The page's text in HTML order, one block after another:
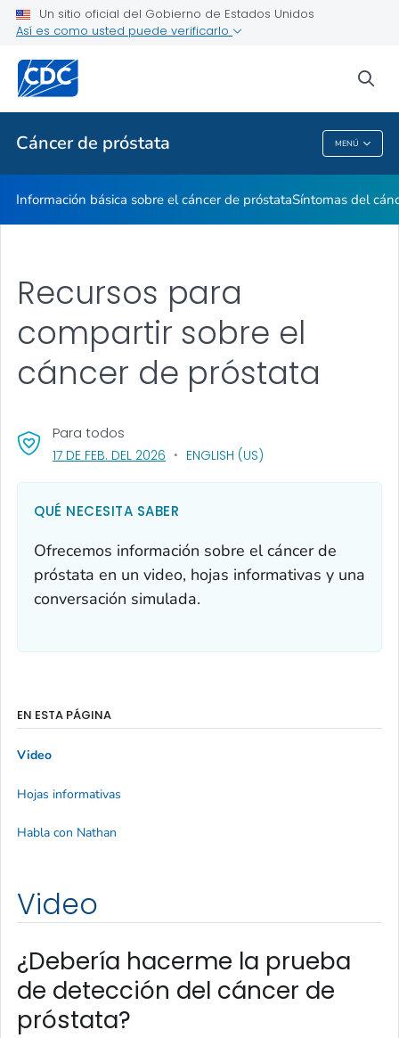
Un sitio oficial del Gobierno de Estados Unidos
Así es como usted puede verificarlo
Cáncer de próstata MENÚ
Consejos de salud acerca del cáncer de próstata
Temas relacionados
Cáncer De Próstata
Información básica sobre el cáncer de próstataSíntomas del
Recursos para
compartir sobre el
cáncer de próstata
Para todos
17 DE FEB. DEL 2026 , VISIT LINK FOR DETAILS.
ENGLISH (US)
QUÉ NECESITA SABER
Ofrecemos información sobre el cáncer de
próstata en un video, hojas informativas y una
conversación simulada.
Video
¿Debería hacerme la prueba
de detección del cáncer de
próstata?
EN ESTA PÁGINA
Video
Hojas informativas
Habla con Nathan